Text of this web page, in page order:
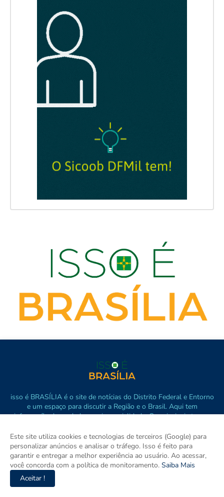
isso é BRASÍLIA é o site de notícias do Distrito Federal e Entorno
e um espaço para discutir a Região e o Brasil. Aqui tem
informação de verdade com imparcialidade. Os principais temas
Este site utiliza cookies e tecnologias de terceiros (Google) para
personalizar anúncios e analisar o tráfego. Isso é feito para
garantir e entregar a melhor experiência ao usuário. Ao acessar,
você concorda com a política de monitoramento. Saiba Mais
Aceitar !